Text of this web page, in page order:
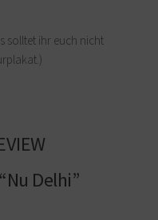
solltet ihr euch nicht
Delhi”